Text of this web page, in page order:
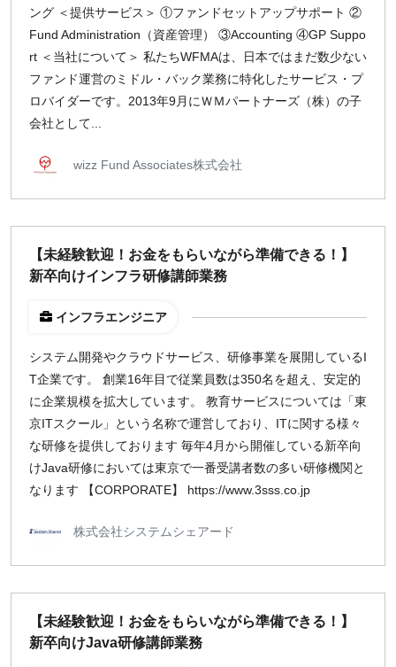
ング ＜提供サービス＞ ①ファンドセットアップサポート ②
Fund Administration（資産管理） ③Accounting ④GP Suppo
rt ＜当社について＞ 私たちWFMAは、日本ではまだ数少ない
ファンド運営のミドル・バック業務に特化したサービス・プ
ロバイダーです。2013年9月にＷＭパートナーズ（株）の子
会社として...
wizz Fund Associates株式会社
【未経験歓迎！お金をもらいながら準備できる！】
新卒向けインフラ研修講師業務
インフラエンジニア
システム開発やクラウドサービス、研修事業を展開しているI
T企業です。 創業16年目で従業員数は350名を超え、安定的
に企業規模を拡大しています。 教育サービスについては「東
京ITスクール」という名称で運営しており、ITに関する様々
な研修を提供しております 毎年4月から開催している新卒向
けJava研修においては東京で一番受講者数の多い研修機関と
なります 【CORPORATE】 https://www.3sss.co.jp
株式会社システムシェアード
【未経験歓迎！お金をもらいながら準備できる！】
新卒向けJava研修講師業務